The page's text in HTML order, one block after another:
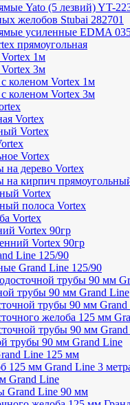
Yato (5 лезвий) YT-
желобов Stubai 282701
усиленные EDMA
прямоугольная
Vortex 1м
Vortex 3м
коленом Vortex 1м
коленом Vortex 3м
Vortex
Vortex
Vortex
дерево Vortex
кирпич
Vortex
полоса Vortex
Vortex
Vortex 90гр
Vortex 90гр
Line 125/90
Grand Line 125/90
трубы 90 мм
трубы 90 мм Grand Line
трубы 90 мм
желоба 125 мм
трубы 90 мм
трубы 90 мм Grand Line
Line 125 мм
125 мм Grand Line 3
Grand Line
Grand Line 90 мм